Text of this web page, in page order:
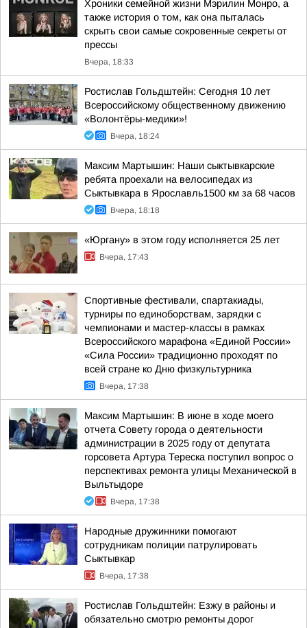
Хроники семейной жизни Мэрилин Монро, а
также история о том, как она пыталась
скрыть свои самые сокровенные секреты от
прессы
Вчера, 18:33
Ростислав Гольдштейн: Сегодня 10 лет
Всероссийскому общественному движению
«Волонтёры-медики»!
Вчера, 18:24
Максим Мартышин: Наши сыктывкарские
ребята проехали на велосипедах из
Сыктывкара в Ярославль1500 км за 68 часов
Вчера, 18:18
«Юргану» в этом году исполняется 25 лет
Вчера, 17:43
Спортивные фестивали, спартакиады,
турниры по единоборствам, зарядки с
чемпионами и мастер-классы в рамках
Всероссийского марафона «Единой России»
«Сила России» традиционно проходят по
всей стране ко Дню физкультурника
Вчера, 17:38
Максим Мартышин: В июне в ходе моего
отчета Совету города о деятельности
администрации в 2025 году от депутата
горсовета Артура Тереска поступил вопрос о
перспективах ремонта улицы Механической в
Выльтыдоре
Вчера, 17:38
Народные дружинники помогают
сотрудникам полиции патрулировать
Сыктывкар
Вчера, 17:38
Ростислав Гольдштейн: Езжу в районы и
обязательно смотрю ремонты дорог